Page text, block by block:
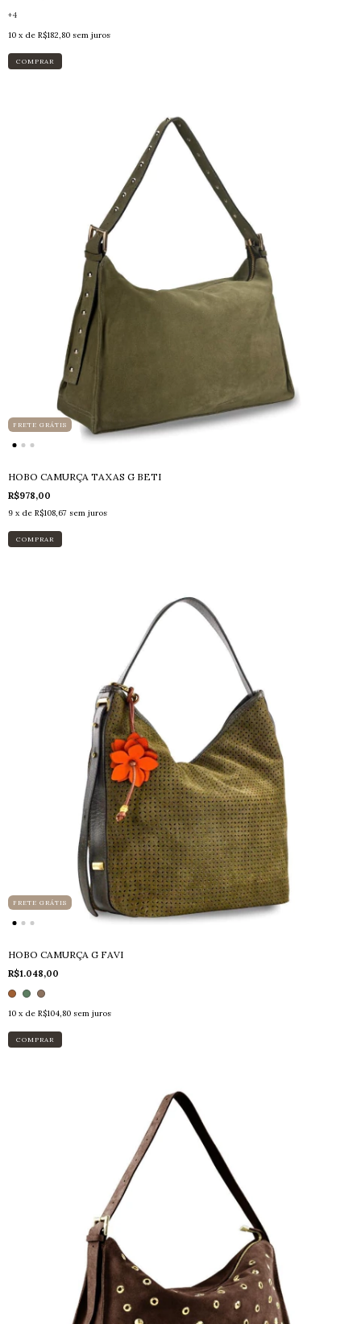
+4
10 x de R$182,80 sem juros
COMPRAR
FRETE GRÁTIS
HOBO CAMURÇA TAXAS G BETI
R$978,00
9 x de R$108,67 sem juros
COMPRAR
FRETE GRÁTIS
HOBO CAMURÇA G FAVI
R$1.048,00
10 x de R$104,80 sem juros
COMPRAR